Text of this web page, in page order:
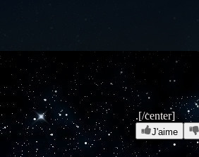
.[/center]
J'aime